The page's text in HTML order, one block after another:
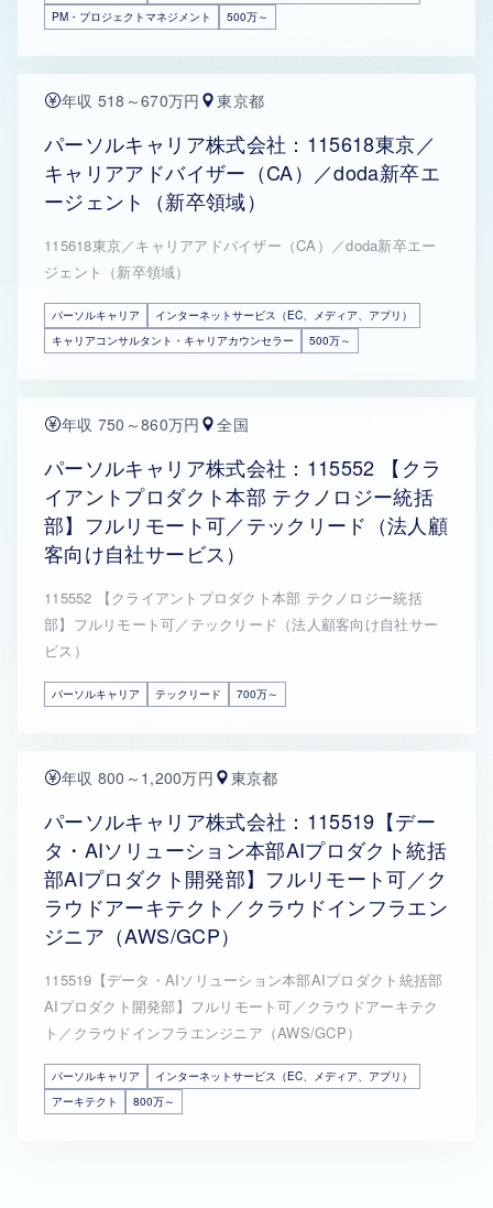
PM・プロジェクトマネジメント
500万～
年収 518～670万円 東京都
パーソルキャリア株式会社：115618東京／
キャリアアドバイザー（CA）／doda新卒エ
ージェント（新卒領域）
115618東京／キャリアアドバイザー（CA）／doda新卒エー
ジェント（新卒領域）
パーソルキャリア
インターネットサービス（EC、メディア、アプリ）
キャリアコンサルタント・キャリアカウンセラー
500万～
年収 750～860万円 全国
パーソルキャリア株式会社：115552 【クラ
イアントプロダクト本部 テクノロジー統括
部】フルリモート可／テックリード（法人顧
客向け自社サービス）
115552 【クライアントプロダクト本部 テクノロジー統括
部】フルリモート可／テックリード（法人顧客向け自社サー
ビス）
パーソルキャリア テックリード 700万～
年収 800～1,200万円 東京都
パーソルキャリア株式会社：115519【デー
タ・AIソリューション本部AIプロダクト統括
部AIプロダクト開発部】フルリモート可／ク
ラウドアーキテクト／クラウドインフラエン
ジニア（AWS/GCP）
115519【データ・AIソリューション本部AIプロダクト統括部
AIプロダクト開発部】フルリモート可／クラウドアーキテク
ト／クラウドインフラエンジニア（AWS/GCP）
パーソルキャリア
インターネットサービス（EC、メディア、アプリ）
アーキテクト
800万～